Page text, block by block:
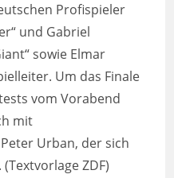
Profispieler
und Gabriel
sowie Elmar
Um das Finale
vom Vorabend
mit
Urban, der sich
ZDF)